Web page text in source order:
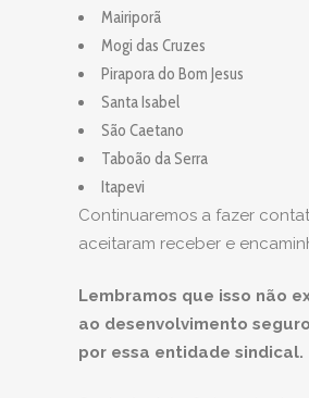
Mairiporã
Mogi das Cruzes
Pirapora do Bom Jesus
Santa Isabel
São Caetano
Taboão da Serra
Itapevi
Continuaremos a fazer
aceitaram receber e
Lembramos que isso não
ao desenvolvimento
por essa entidade sindical.